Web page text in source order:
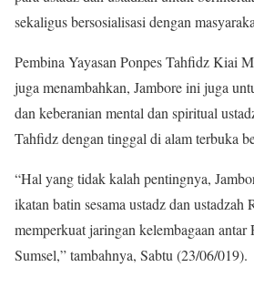
sekaligus bersosialisasi dengan
Pembina Yayasan Ponpes Tahfidz Kiai
juga menambahkan, Jambore ini juga
dan keberanian mental dan spiritual
Tahfidz dengan tinggal di alam terbuka
“Hal yang tidak kalah pentingnya,
ikatan batin sesama ustadz dan ustadzah
memperkuat jaringan kelembagaan
Sumsel,” tambahnya, Sabtu (23/06/019).